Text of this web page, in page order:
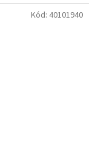
Kód: 40101940